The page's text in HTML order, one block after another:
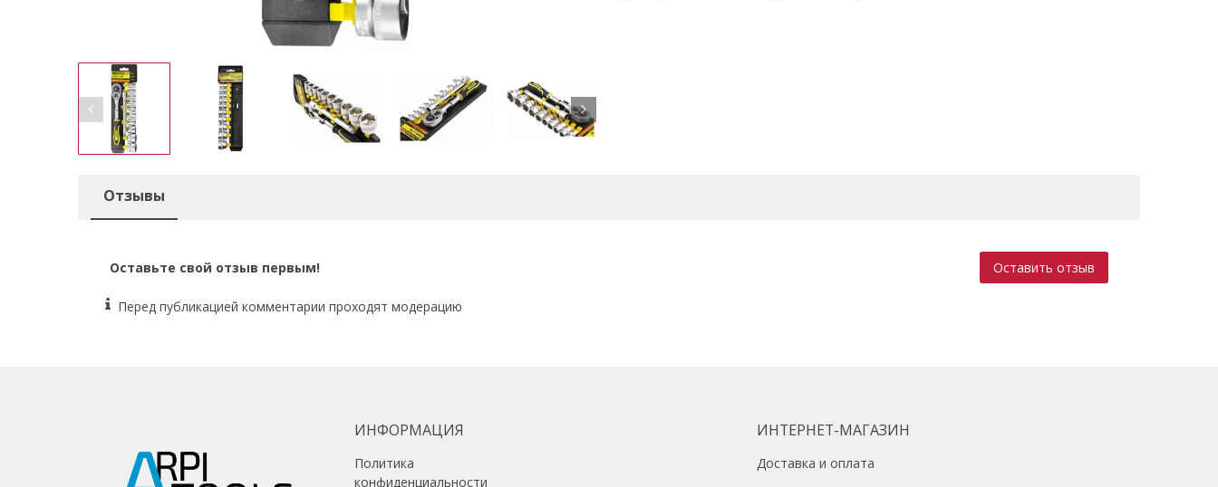
Отзывы
Оставьте свой отзыв первым! Оставить отзыв
Перед публикацией комментарии проходят модерацию
ИНФОРМАЦИЯ
Политика
конфиденциальности
ИНТЕРНЕТ-МАГАЗИН
Доставка и оплата